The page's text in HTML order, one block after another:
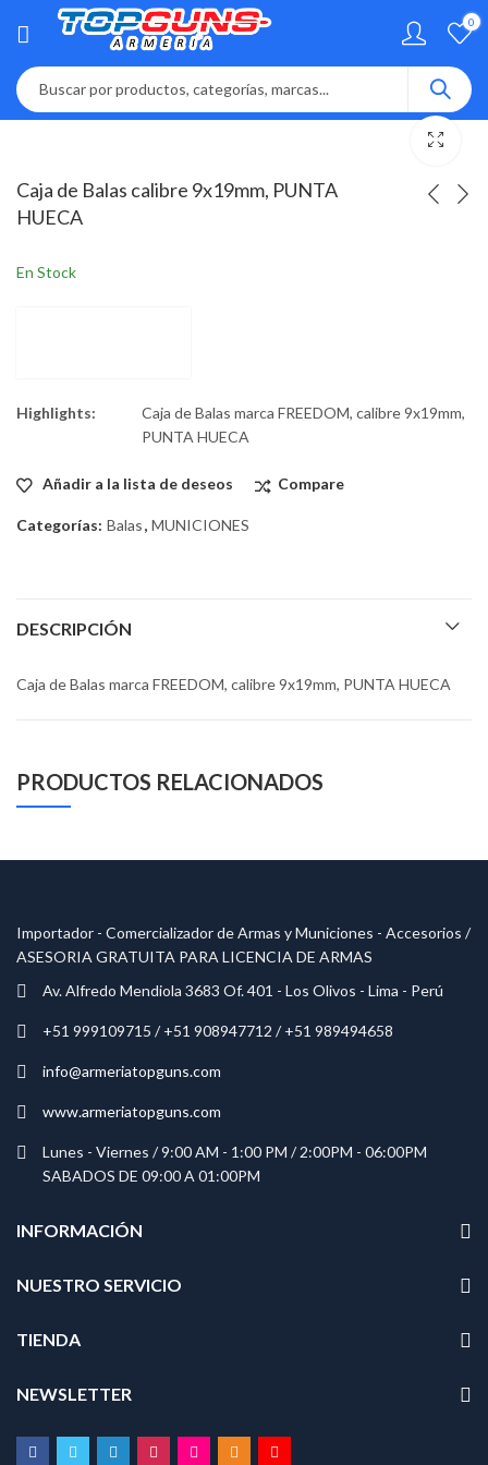
0
Caja de Balas calibre 9x19mm, PUNTA
HUECA
En Stock
Highlights:
Caja de Balas marca FREEDOM, calibre 9x19mm,
PUNTA HUECA
Añadir a la lista de deseos Compare
Categorías: Balas, MUNICIONES
DESCRIPCIÓN
Caja de Balas marca FREEDOM, calibre 9x19mm, PUNTA HUECA
PRODUCTOS RELACIONADOS
Importador - Comercializador de Armas y Municiones - Accesorios /
ASESORIA GRATUITA PARA LICENCIA DE ARMAS
Av. Alfredo Mendiola 3683 Of. 401 - Los Olivos - Lima - Perú
+51 999109715 / +51 908947712 / +51 989494658
info@armeriatopguns.com
www.armeriatopguns.com
Lunes - Viernes / 9:00 AM - 1:00 PM / 2:00PM - 06:00PM
SABADOS DE 09:00 A 01:00PM
INFORMACIÓN
NUESTRO SERVICIO
TIENDA
NEWSLETTER